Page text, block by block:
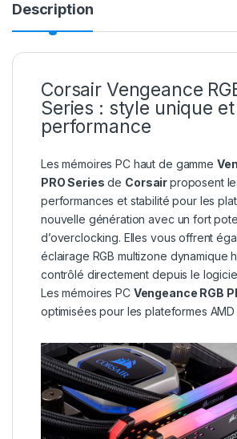
Description
Corsair Vengeance
Series : style unique
performance
Les mémoires PC haut de gamme
PRO Series de Corsairproposent
performances et stabilité pour les
nouvelle génération avec un fort
d’overclocking. Elles vous offrent
éclairage RGB multizone dynamique
contrôlé directement depuis le
Les mémoires PC Vengeance RGB
optimisées pour les plateformes AMD